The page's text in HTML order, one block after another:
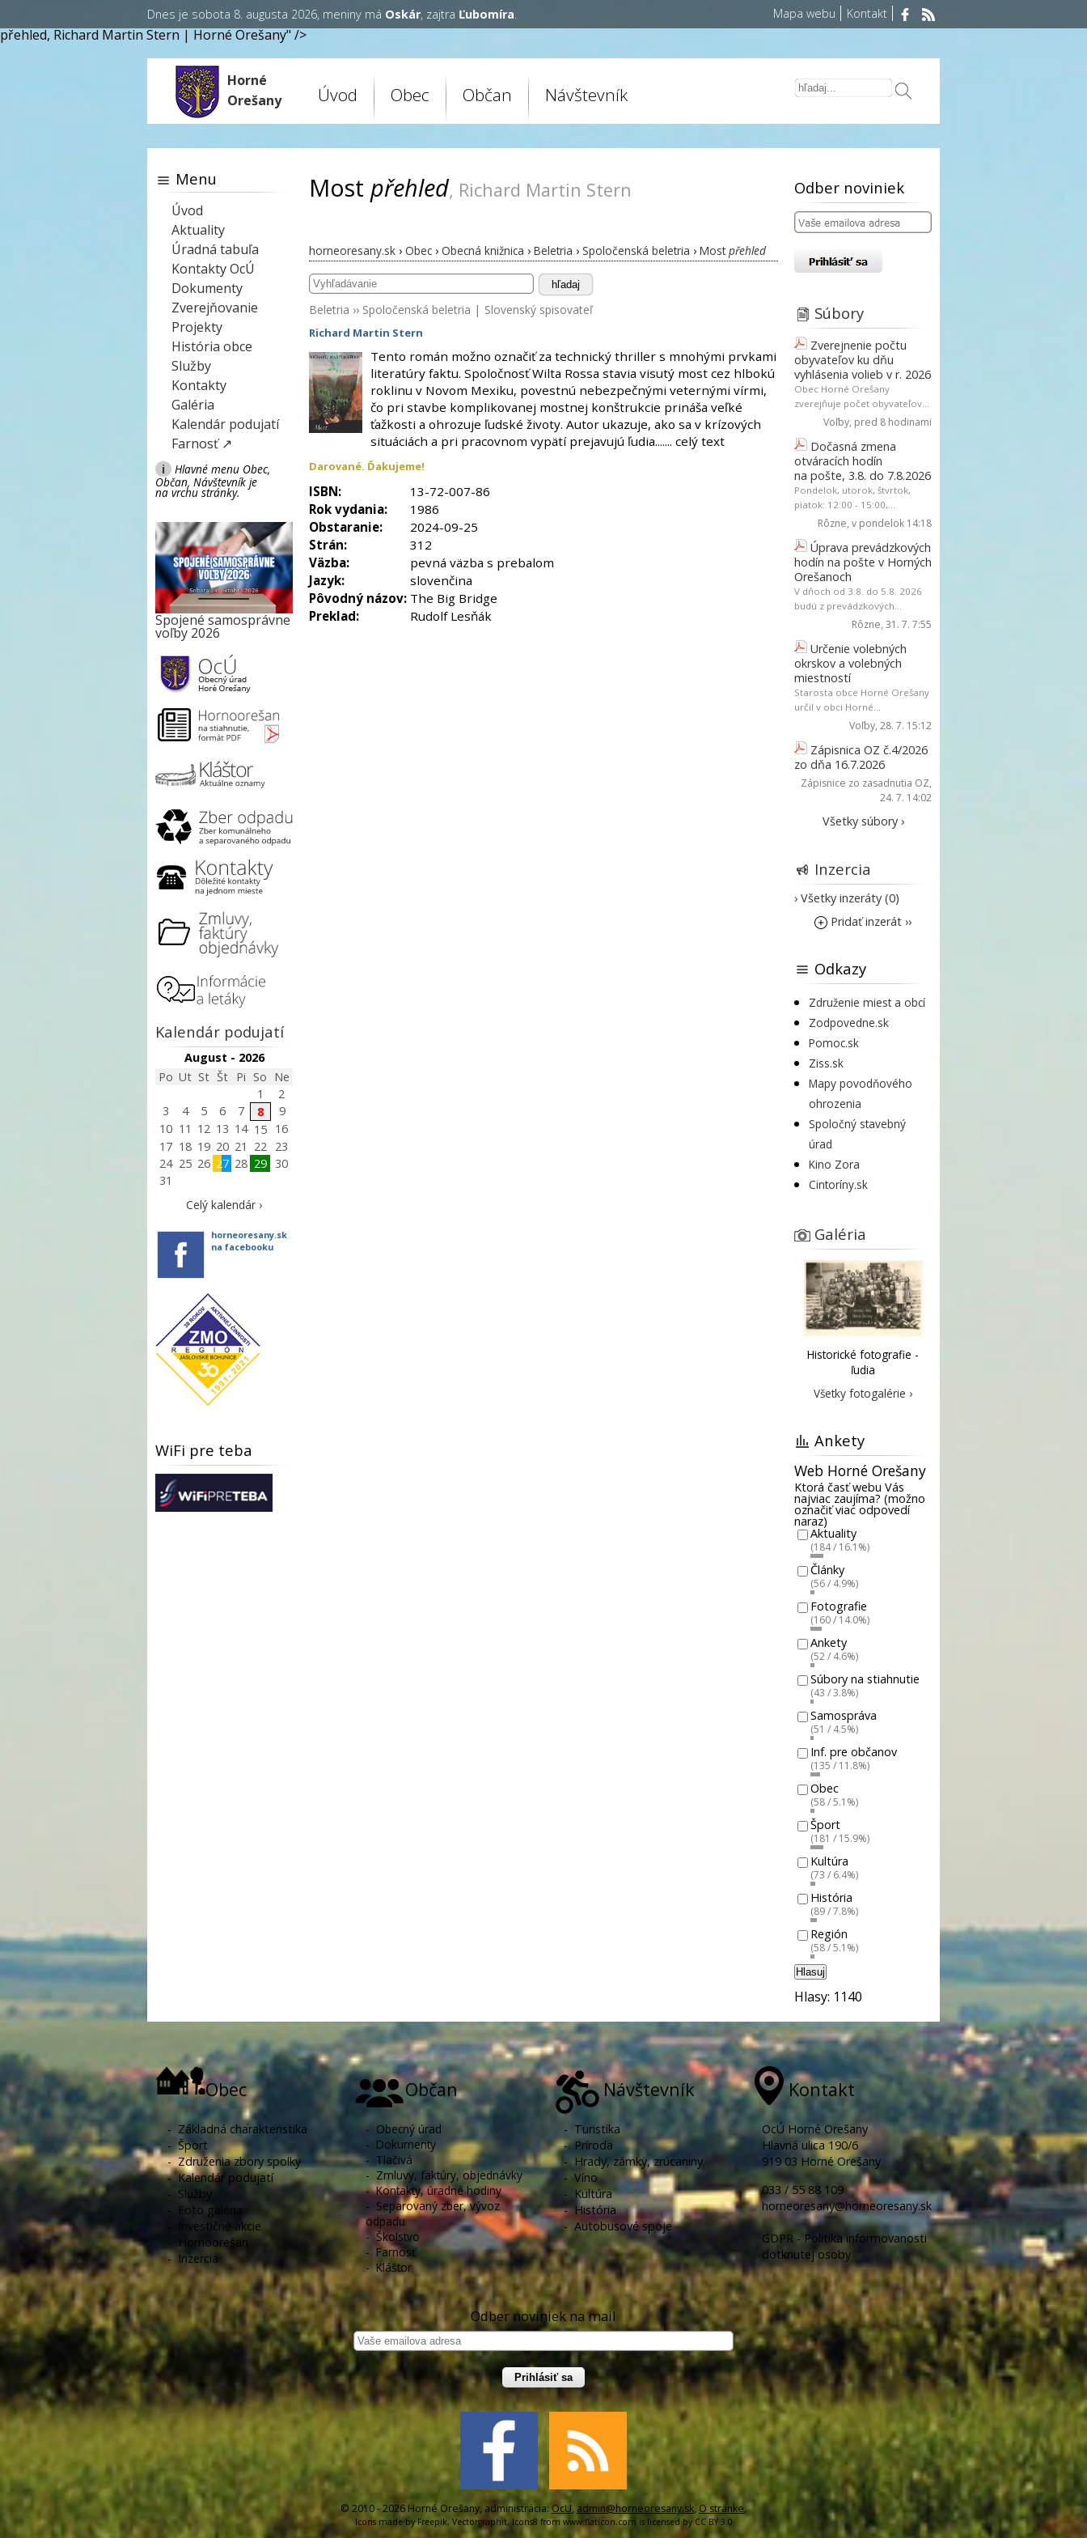
přehled, Richard Martin Stern | Horné Orešany" />
Dnes je sobota 8. augusta 2026, meniny má Oskár, zajtra Ľubomíra. Mapa webu Kontakt
Horné
Orešany
Úvod Obec Občan Návštevník
Most přehled, Richard Martin Stern
horneoresany.sk › Obec › Obecná knižnica › Beletria › Spoločenská beletria › Mostpřehled
hľadaj
Beletria ›› Spoločenská beletria | Slovenský spisovateľ
Richard Martin Stern
Tento román možno označiť za technický thriller s mnohými prvkami
literatúry faktu. Spoločnosť Wilta Rossa stavia visutý most cez hlbokú
roklinu v Novom Mexiku, povestnú nebezpečnými veternými vírmi,
čo pri stavbe komplikovanej mostnej konštrukcie prináša veľké
ťažkosti a ohrozuje ľudské životy. Autor ukazuje, ako sa v krízových
situáciách a pri pracovnom vypätí prejavujú ľudia....... celý text
Darované. Ďakujeme!
ISBN:
13-72-007-86
Rok vydania:
1986
Obstaranie:
2024-09-25
Strán:
312
Väzba:
pevná väzba s prebalom
Jazyk:
slovenčina
Pôvodný názov: The Big Bridge
Preklad:
Rudolf Lesňák
Menu
Úvod
Aktuality
Úradná tabuľa
Kontakty OcÚ
Dokumenty
Zverejňovanie
Projekty
História obce
Služby
Kontakty
Galéria
Kalendár podujatí
Farnosť ↗
i
Hlavné menu Obec,
Občan, Návštevník je
na vrchu stránky.
Spojené samosprávne
voľby 2026
Kalendár podujatí
August - 2026
Po Ut St Št Pi So Ne
1
2
3
4 5 6 7 8
9
10 11 12 13 14 15
16
17 18 19 20 21 22
23
24 25 26 27 28 29
30
31
Celý kalendár ›
horneoresany.sk
na facebooku
WiFi pre teba
Odber noviniek
Súbory
Zverejnenie počtu
obyvateľov ku dňu
vyhlásenia volieb v r. 2026
Obec Horné Orešany
zverejňuje počet obyvateľov...
Voľby, pred 8 hodinami
Dočasná zmena
otváracích hodín
na pošte, 3.8. do 7.8.2026
Pondelok, utorok, štvrtok,
piatok: 12:00 - 15:00,...
Rôzne, v pondelok 14:18
Úprava prevádzkových
hodín na pošte v Horných
Orešanoch
V dňoch od 3.8. do 5.8. 2026
budú z prevádzkových...
Rôzne, 31. 7. 7:55
Určenie volebných
okrskov a volebných
miestností
Starosta obce Horné Orešany
určil v obci Horné...
Voľby, 28. 7. 15:12
Zápisnica OZ č.4/2026
zo dňa 16.7.2026
Zápisnice zo zasadnutia OZ,
24. 7. 14:02
Všetky súbory ›
Inzercia
› Všetky inzeráty (0)
Pridať inzerát ››
Odkazy
Združenie miest a obcí
Zodpovedne.sk
Pomoc.sk
Ziss.sk
Mapy povodňového
ohrozenia
Spoločný stavebný
úrad
Kino Zora
Cintoríny.sk
Galéria
Historické fotografie -
ľudia
Všetky fotogalérie ›
Ankety
Web Horné Orešany
Ktorá časť webu Vás
najviac zaujíma? (možno
označiť viac odpovedí
naraz)
Aktuality
(184 / 16.1%)
Články
(56 / 4.9%)
Fotografie
(160 / 14.0%)
Ankety
(52 / 4.6%)
Súbory na stiahnutie
(43 / 3.8%)
Samospráva
(51 / 4.5%)
Inf. pre občanov
(135 / 11.8%)
Obec
(58 / 5.1%)
Šport
(181 / 15.9%)
Kultúra
(73 / 6.4%)
História
(89 / 7.8%)
Región
(58 / 5.1%)
Hlasuj
Hlasy: 1140
Obec
- Základná charakteristika
-Šport
-Združenia zbory spolky
-Kalendár podujatí
- Služby
- Foto galéria
Investičné akcie
-
Hornoorešan
- Inzercia
Občan
- Obecný úrad
- Dokumenty
- Tlačivá
- Zmluvy, faktúry, objednávky
-Kontakty, úradné hodiny
- Separovaný zber, vývoz
odpadu
-Školstvo
- Farnosť
-Kláštor
Návštevník
- Turistika
-Príroda
-Hrady, zámky, zrúcaniny
- Víno
- Kultúra
-História
- Autobusové spoje
Kontakt
OcÚ Horné Orešany
Hlavná ulica 190/6
919 03 Horné Orešany
033 / 55 88 109
horneoresany@horneoresany.sk
GDPR - Politika informovanosti
dotknutej osoby
Odber noviniek na mail
Prihlásiť sa
© 2010 - 2026 Horné Orešany, administrácia:OcU, admin@horneoresany.sk, O stránke,
Icons made byFreepik, Vectorgraphit,Icons8 from www.flaticon.com is licensed by CC BY 3.0